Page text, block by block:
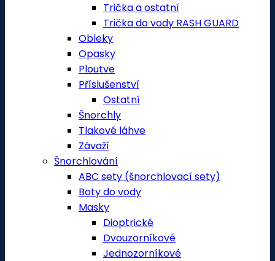
Trička a ostatní
Trička do vody RASH GUARD
Obleky
Opasky
Ploutve
Příslušenství
Ostatní
Šnorchly
Tlakové láhve
Závaží
Šnorchlování
ABC sety (šnorchlovací sety)
Boty do vody
Masky
Dioptrické
Dvouzorníkové
Jednozorníkové